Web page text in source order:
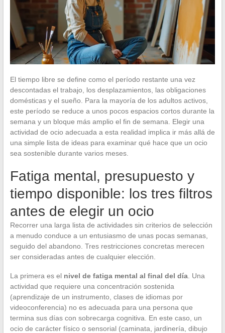
El tiempo libre se define como el período restante una vez
descontadas el trabajo, los desplazamientos, las obligaciones
domésticas y el sueño. Para la mayoría de los adultos activos,
este período se reduce a unos pocos espacios cortos durante la
semana y un bloque más amplio el fin de semana. Elegir una
actividad de ocio adecuada a esta realidad implica ir más allá de
una simple lista de ideas para examinar qué hace que un ocio
sea sostenible durante varios meses.
Fatiga mental, presupuesto y
tiempo disponible: los tres filtros
antes de elegir un ocio
Recorrer una larga lista de actividades sin criterios de selección
a menudo conduce a un entusiasmo de unas pocas semanas,
seguido del abandono. Tres restricciones concretas merecen
ser consideradas antes de cualquier elección.
La primera es el nivel de fatiga mental al final del día. Una
actividad que requiere una concentración sostenida
(aprendizaje de un instrumento, clases de idiomas por
videoconferencia) no es adecuada para una persona que
termina sus días con sobrecarga cognitiva. En este caso, un
ocio de carácter físico o sensorial (caminata, jardinería, dibujo